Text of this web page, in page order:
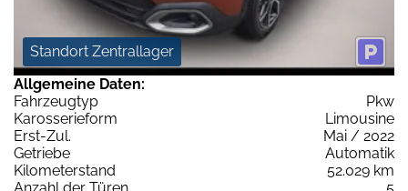
Standort Zentrallager
Allgemeine Daten:
Fahrzeugtyp
Pkw
Karosserieform
Limousine
Erst-Zul.
Mai / 2022
Getriebe
Automatik
Kilometerstand
52.029 km